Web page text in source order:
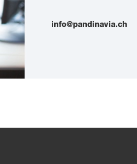
info@pandinavia.ch